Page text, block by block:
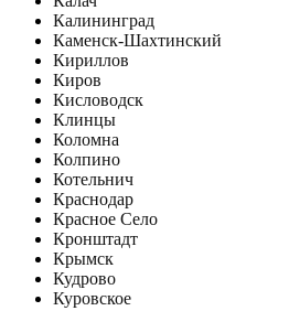
Калининград
Каменск-Шахтинский
Кириллов
Киров
Кисловодск
Клинцы
Коломна
Колпино
Котельнич
Краснодар
Красное Село
Кронштадт
Крымск
Кудрово
Куровское